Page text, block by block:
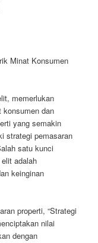
Minat Konsumen
memerlukan
konsumen dan
yang semakin
strategi pemasaran
satu kunci
adalah
keinginan
properti, “Strategi
nilai
dengan